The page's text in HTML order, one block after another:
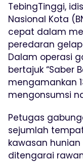
TebingTinggi,
Nasional Kota
cepat dalam
peredaran
Dalam operasi
bertajuk “Saber
mengamankan
mengonsumsi
Petugas
sejumlah
kawasan
ditengarai